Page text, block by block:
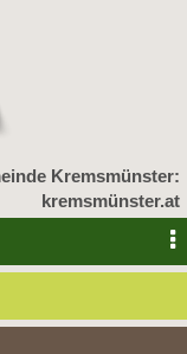
Kremsmünster:
kremsmünster.at